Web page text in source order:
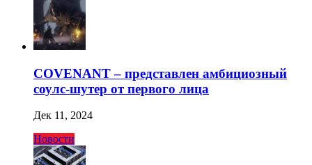
COVENANT – представлен амбициозный
соулс-шутер от первого лица
Дек 11, 2024
Новости